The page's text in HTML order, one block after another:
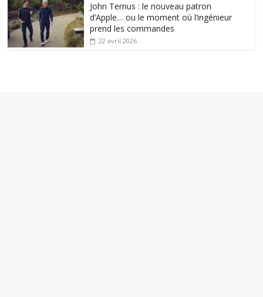
John Ternus : le nouveau patron
d’Apple… ou le moment où l’ingénieur
prend les commandes
22 avril 2026